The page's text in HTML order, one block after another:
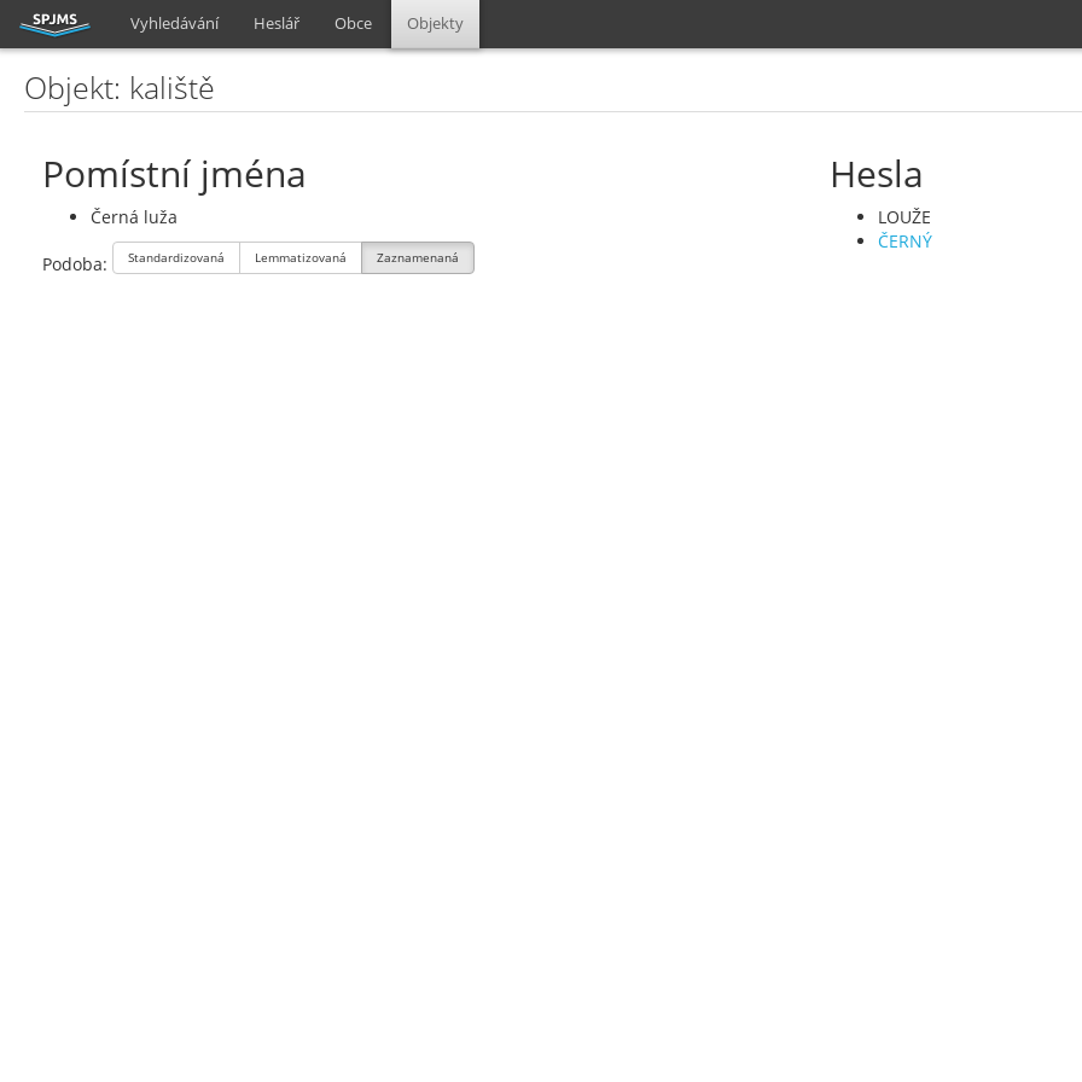
Vyhledávání Heslář Obce Objekty
Objekt: kaliště
Pomístní jména
Černá luža
Podoba: Standardizovaná Lemmatizovaná Zaznamenaná
Hesla
LOUŽE
ČERNÝ